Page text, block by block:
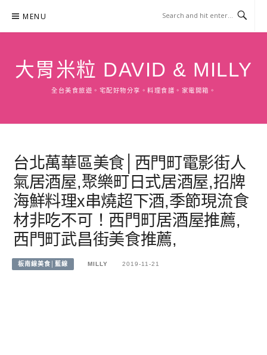
content
MENU
大胃米粒 DAVID & MILLY
全台美食旅遊。宅配好物分享。料理食譜。家電開箱。
台北萬華區美食│西門町電影街人
氣居酒屋,聚樂町日式居酒屋,招牌
海鮮料理x串燒超下酒,季節現流食
材非吃不可！西門町居酒屋推薦,
西門町武昌街美食推薦,
板南線美食│藍線 MILLY 2019-11-21